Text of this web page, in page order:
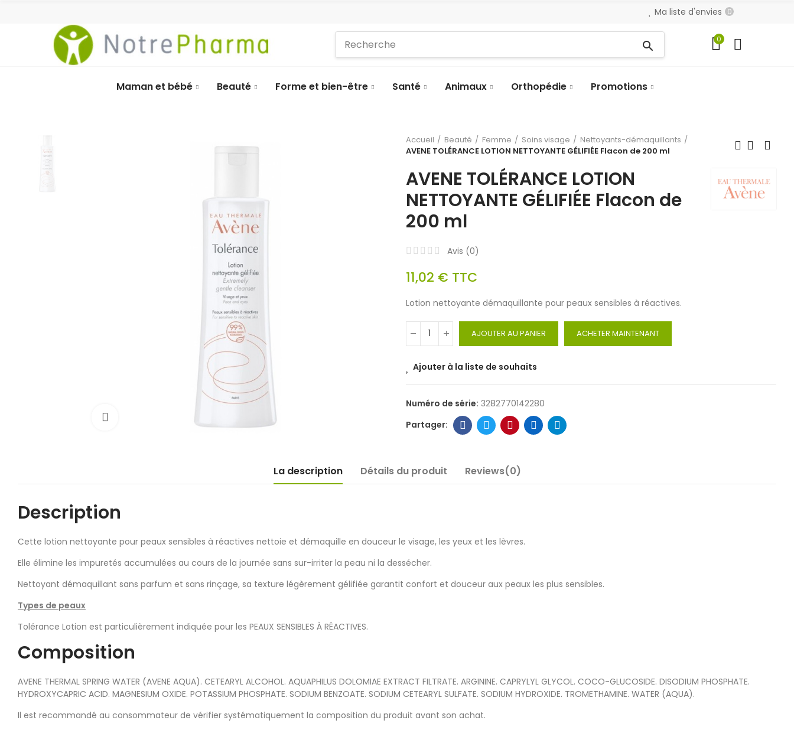
Ma liste d'envies 0
search 0
Maman et bébé Beauté Forme et bien-être Santé Animaux Orthopédie Promotions
Accueil Beauté Femme Soins visage
Nettoyants-démaquillants
AVENE TOLÉRANCE LOTION NETTOYANTE GÉLIFIÉE Flacon de 200 ml
AVENE TOLÉRANCE LOTION
NETTOYANTE GÉLIFIÉE Flacon de
200 ml
Avis (0)
11,02 € TTC
Lotion nettoyante démaquillante pour peaux sensibles à réactives.
AJOUTER AU PANIER ACHETER MAINTENANT
Ajouter à la liste de souhaits
Numéro de série: 3282770142280
La description Détails du produit Reviews(0)
Description
Cette lotion nettoyante pour peaux sensibles à réactives nettoie et démaquille en douceur le visage, les yeux et les lèvres.
Elle élimine les impuretés accumulées au cours de la journée sans sur-irriter la peau ni la dessécher.
Nettoyant démaquillant sans parfum et sans rinçage, sa texture légèrement gélifiée garantit confort et douceur aux peaux les plus sensibles.
Types de peaux
Tolérance Lotion est particulièrement indiquée pour les PEAUX SENSIBLES À RÉACTIVES.
Composition
AVENE THERMAL SPRING WATER (AVENE AQUA). CETEARYL ALCOHOL. AQUAPHILUS DOLOMIAE EXTRACT FILTRATE. ARGININE. CAPRYLYL GLYCOL. COCO-GLUCOSIDE. DISODIUM PHOSPHATE.
HYDROXYCAPRIC ACID. MAGNESIUM OXIDE. POTASSIUM PHOSPHATE. SODIUM BENZOATE. SODIUM CETEARYL SULFATE. SODIUM HYDROXIDE. TROMETHAMINE. WATER (AQUA).
Il est recommandé au consommateur de vérifier systématiquement la composition du produit avant son achat.